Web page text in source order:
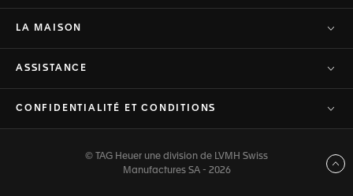
LA MAISON
ASSISTANCE
CONFIDENTIALITÉ ET CONDITIONS
© TAG Heuer une division de LVMH Swiss
Manufactures SA - 2026
Haut de page